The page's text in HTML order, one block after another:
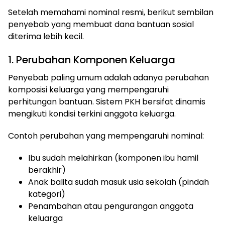
Setelah memahami nominal resmi, berikut sembilan
penyebab yang membuat dana bantuan sosial
diterima lebih kecil.
1. Perubahan Komponen Keluarga
Penyebab paling umum adalah adanya perubahan
komposisi keluarga yang mempengaruhi
perhitungan bantuan. Sistem PKH bersifat dinamis
mengikuti kondisi terkini anggota keluarga.
Contoh perubahan yang mempengaruhi nominal:
Ibu sudah melahirkan (komponen ibu hamil
berakhir)
Anak balita sudah masuk usia sekolah (pindah
kategori)
Penambahan atau pengurangan anggota
keluarga